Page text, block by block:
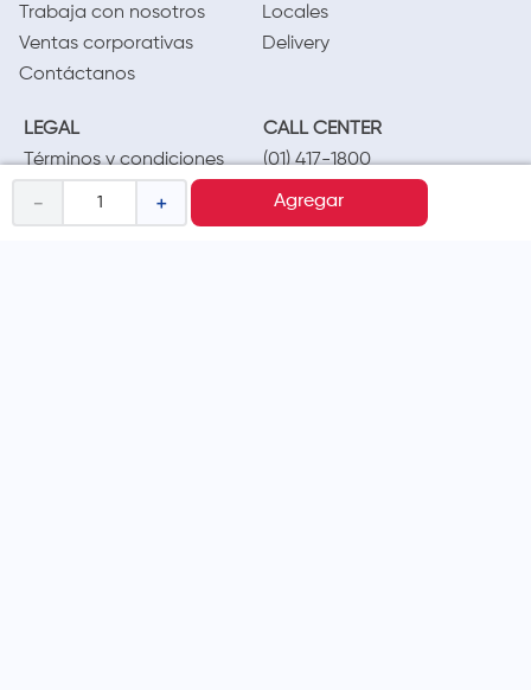
＋
－ Agregar
Trabaja con nosotros
Ventas corporativas
Contáctanos
Locales
Delivery
LEGAL
Términos y condiciones
Políticas de privacidad
Cambios y devoluciones
CALL CENTER
(01) 417-1800